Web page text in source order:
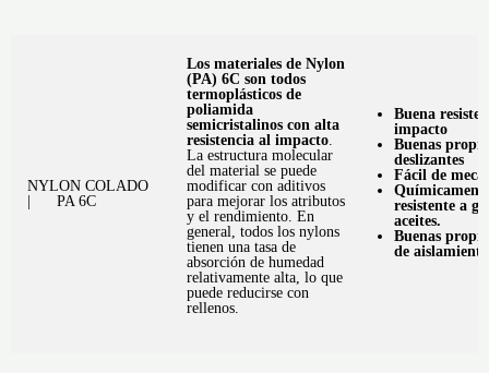
NYLON COLADO
| PA 6C
Los materiales de Nylon
(PA) 6C son todos
termoplásticos de
poliamida
semicristalinos con alta
resistencia al impacto.
La estructura molecular
del material se puede
modificar con aditivos
para mejorar los atributos
y el rendimiento. En
general, todos los nylons
tienen una tasa de
absorción de humedad
relativamente alta, lo que
puede reducirse con
rellenos.
Buena
impacto
Buenas
deslizantes
Fácil de
resistente a
aceites.
Buenas
de